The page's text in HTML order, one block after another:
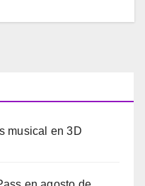
musical en 3D